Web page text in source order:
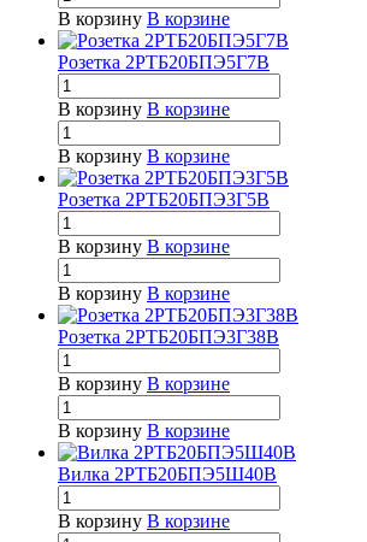
В корзину В корзине
Розетка 2РТБ20БПЭ5Г7В
В корзину В корзине
В корзину В корзине
Розетка 2РТБ20БПЭ3Г5В
В корзину В корзине
В корзину В корзине
Розетка 2РТБ20БПЭ3Г38В
В корзину В корзине
В корзину В корзине
Вилка 2РТБ20БПЭ5Ш40В
В корзину В корзине